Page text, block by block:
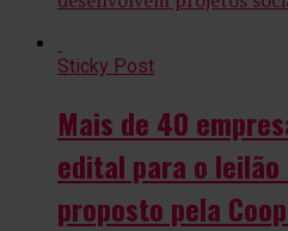
Sticky Post
Mais de 40
edital para o
proposto pela